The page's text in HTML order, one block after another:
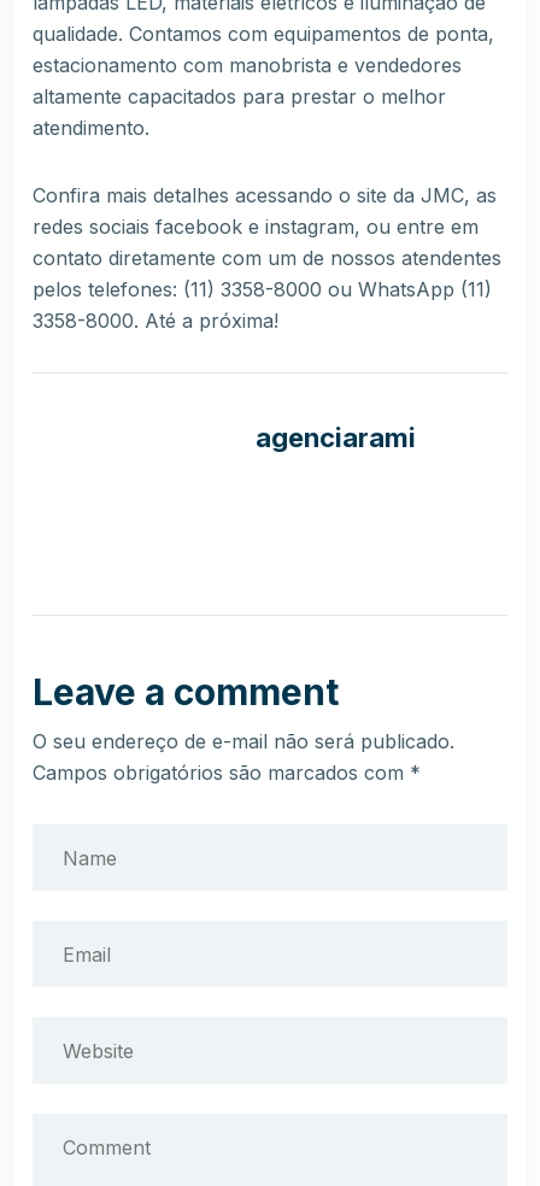
qualidade. Contamos com equipamentos de ponta,
estacionamento com manobrista e vendedores
altamente capacitados para prestar o melhor
atendimento.
Confira mais detalhes acessando o site da JMC, as
redes sociais facebook e instagram, ou entre em
contato diretamente com um de nossos atendentes
pelos telefones: (11) 3358-8000 ou WhatsApp (11)
3358-8000. Até a próxima!
agenciarami
Leave a comment
O seu endereço de e-mail não será publicado.
Campos obrigatórios são marcados com *